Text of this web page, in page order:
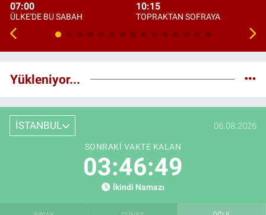
07:00
ÜLKE'DE BU SABAH
10:15
TOPRAKTAN SOFRAYA
Yükleniyor...
İSTANBUL 06.08.2026
SONRAKI VAKTE KALAN
03:46:48
İkindi Namazı